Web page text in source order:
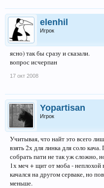
elenhil
Игрок
ясно) так бы сразу и сказали.
вопрос исчерпан
17 окт 2008
Yopartisan
Игрок
Учитывая, что найт это всего
взять 2х для линка для соло
собрать пати не так уж сложно,
1х меч + щит от моба - неплохой
качался на другом серваке, но
меньше.